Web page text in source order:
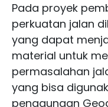
Pada proyek
perkuatan jalan
yang dapat
material untuk
permasalahan
yang bisa
penggunaan